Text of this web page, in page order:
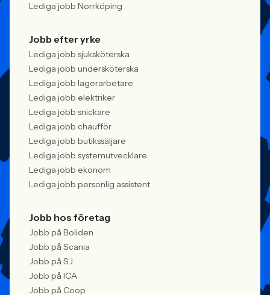
Lediga jobb Norrköping
Jobb efter yrke
Lediga jobb sjuksköterska
Lediga jobb undersköterska
Lediga jobb lagerarbetare
Lediga jobb elektriker
Lediga jobb snickare
Lediga jobb chaufför
Lediga jobb butikssäljare
Lediga jobb systemutvecklare
Lediga jobb ekonom
Lediga jobb personlig assistent
Jobb hos företag
Jobb på Boliden
Jobb på Scania
Jobb på SJ
Jobb på ICA
Jobb på Coop